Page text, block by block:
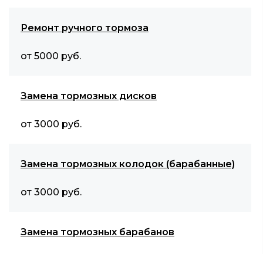
Ремонт ручного тормоза
от 5000 руб.
Замена тормозных дисков
от 3000 руб.
Замена тормозных колодок (барабанные)
от 3000 руб.
Замена тормозных барабанов